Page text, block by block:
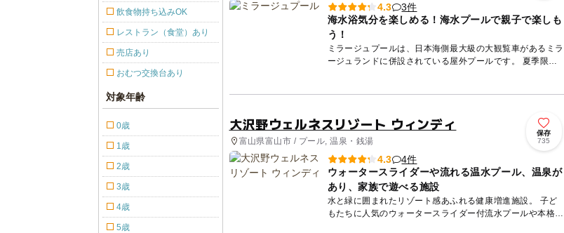
4.3
3件
海水浴気分を楽しめる！海水プールで親子で楽しも
う！
ミラージュプールは、日本海側最大級の大観覧車があるミラ
ージュランドに併設されている屋外プールです。 夏季限定
大沢野ウェルネスリゾート ウィンディ
富山県富山市 / プール, 温泉・銭湯
保存
735
4.3
4件
ウォータースライダーや流れる温水プール、温泉が
あり、家族で遊べる施設
水と緑に囲まれたリゾート感あふれる健康増進施設。 子ど
もたちに人気のウォータースライダー付流水プールや本格的
飲食物持ち込みOK
レストラン（食堂）あり
売店あり
おむつ交換台あり
対象年齢
0歳
1歳
2歳
3歳
4歳
5歳